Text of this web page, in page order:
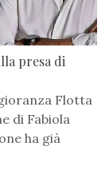
presa di
Flotta
di Fabiola
ha già